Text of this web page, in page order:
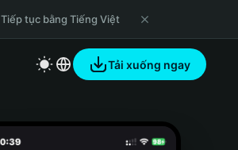
Tiếp tục bằng Tiếng Việt
Tải xuống ngay